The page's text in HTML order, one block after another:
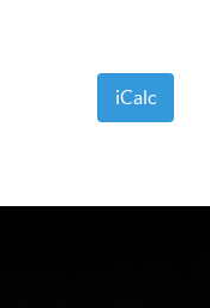
iCalc